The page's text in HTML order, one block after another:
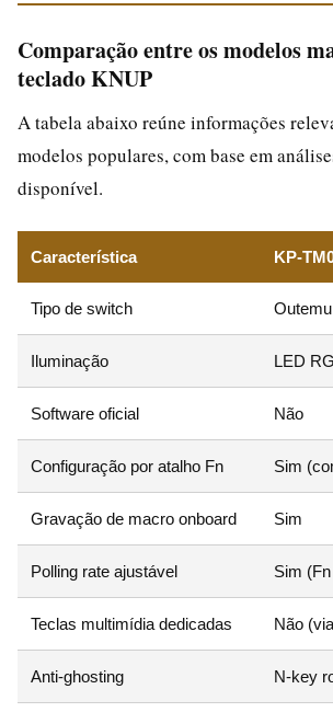
Comparação entre os modelos
teclado KNUP
A tabela abaixo reúne informações
modelos populares, com base em
disponível.
Característica KP-
Tipo de switch
Iluminação LED
Software oficial Não
Configuração por atalho Fn Sim
Gravação de macro onboard Sim
Polling rate ajustável Sim
Teclas multimídia dedicadas Não
Anti-ghosting N-key